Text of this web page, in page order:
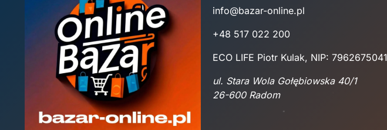
info@bazar-online.pl
+48 517 022 200
ECO LIFE Piotr Kulak, NIP: 7962675041
ul. Stara Wola Gołębiowska 40/1
26-600 Radom